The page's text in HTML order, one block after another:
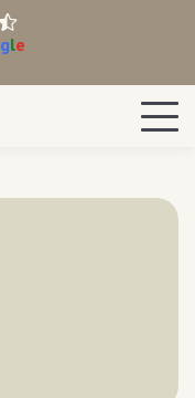
gle